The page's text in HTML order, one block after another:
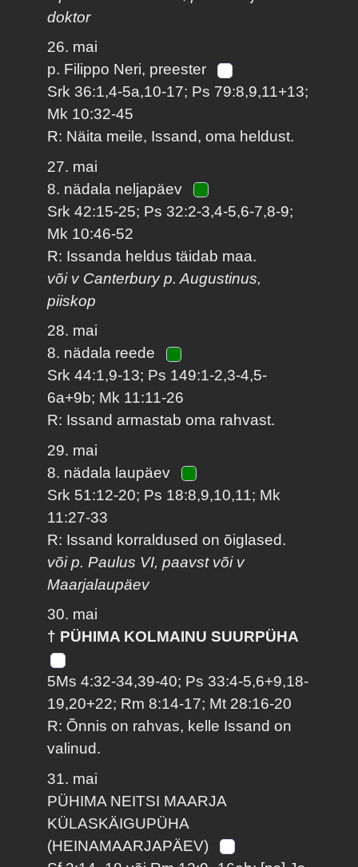
doktor
26. mai
p. Filippo Neri, preester
Srk 36:1,4-5a,10-17; Ps 79:8,9,11+13;
Mk 10:32-45
R: Näita meile, Issand, oma heldust.
27. mai
8. nädala neljapäev
Srk 42:15-25; Ps 32:2-3,4-5,6-7,8-9;
Mk 10:46-52
R: Issanda heldus täidab maa.
või v Canterbury p. Augustinus,
piiskop
28. mai
8. nädala reede
Srk 44:1,9-13; Ps 149:1-2,3-4,5-
6a+9b; Mk 11:11-26
R: Issand armastab oma rahvast.
29. mai
8. nädala laupäev
Srk 51:12-20; Ps 18:8,9,10,11; Mk
11:27-33
R: Issand korraldused on õiglased.
või p. Paulus VI, paavst või v
Maarjalaupäev
30. mai
† PÜHIMA KOLMAINU SUURPÜHA
5Ms 4:32-34,39-40; Ps 33:4-5,6+9,18-
19,20+22; Rm 8:14-17; Mt 28:16-20
R: Õnnis on rahvas, kelle Issand on
valinud.
31. mai
PÜHIMA NEITSI MAARJA
KÜLASKÄIGUPÜHA
(HEINAMAARJAPÄEV)